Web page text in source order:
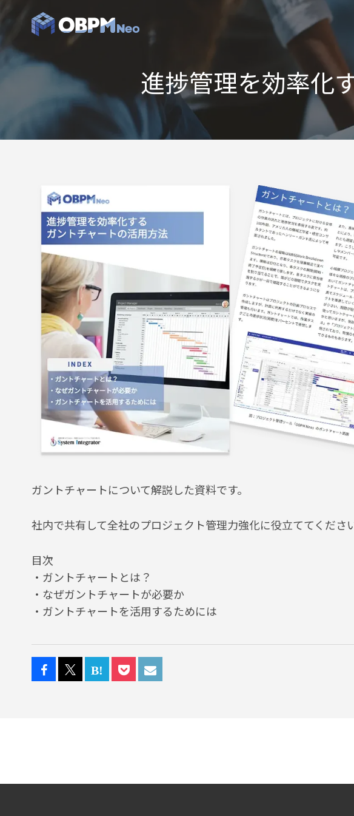
進捗管理を効率化
ガントチャートについて解説した資料です。
社内で共有して全社のプロジェクト管理力強化に役立ててくださ
目次
・ガントチャートとは？
・なぜガントチャートが必要か
・ガントチャートを活⽤するためには